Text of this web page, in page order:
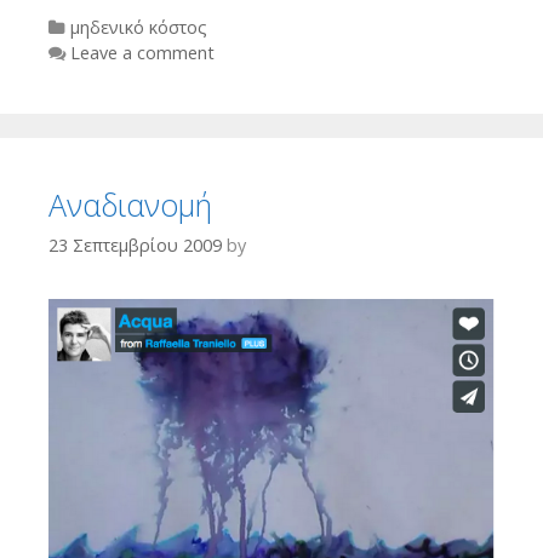
Categories
μηδενικό κόστος
Leave a comment
Αναδιανομή
23 Σεπτεμβρίου 2009 by